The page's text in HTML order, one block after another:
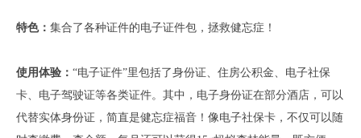
特色： 集合了各种证件的电子证件包，拯救健忘症！
使用体验： “电子证件”里包括了身份证、住房公积金、电子社保
卡、电子驾驶证等各类证件。其中，电子身份证在部分酒店，可以
代替实体身份证，简直是健忘症福音！像电子社保卡，不仅可以随